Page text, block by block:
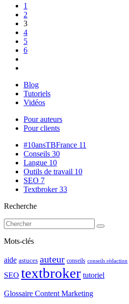
1
2
3
4
5
6
Blog
Tutoriels
Vidéos
Pour auteurs
Pour clients
#10ansTBFrance 11
Conseils 30
Langue 10
Outils de travail 10
SEO 7
Textbroker33
Recherche
Mots-clés
aide astuces auteur conseils conseils rédaction
SEO textbroker tutoriel
Glossaire Content Marketing